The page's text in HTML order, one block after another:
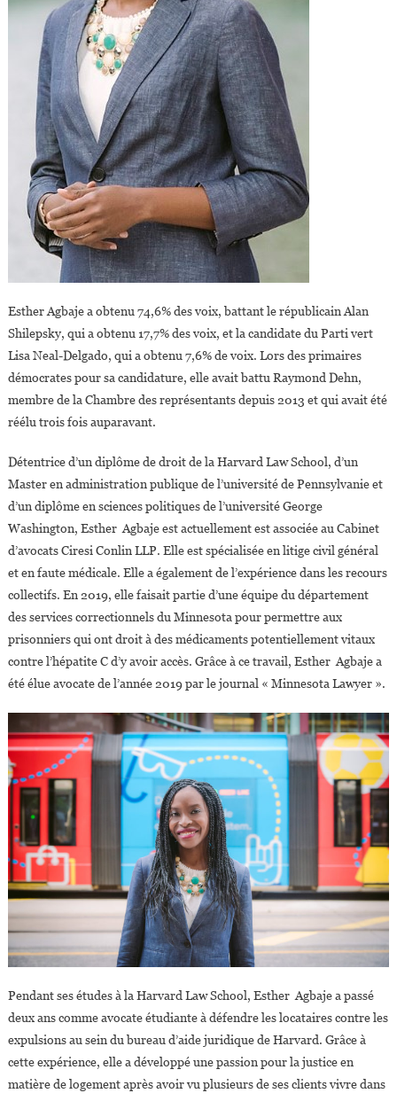
Esther Agbaje a obtenu 74,6% des voix, battant le républicain Alan
Shilepsky, qui a obtenu 17,7% des voix, et la candidate du Parti vert
Lisa Neal-Delgado, qui a obtenu 7,6% de voix. Lors des primaires
démocrates pour sa candidature, elle avait battu Raymond Dehn,
membre de la Chambre des représentants depuis 2013 et qui avait été
réélu trois fois auparavant.
Détentrice d’un diplôme de droit de la Harvard Law School, d’un
Master en administration publique de l’université de Pennsylvanie et
d’un diplôme en sciences politiques de l’université George
Washington, Esther Agbaje est actuellement est associée au Cabinet
d’avocats Ciresi Conlin LLP. Elle est spécialisée en litige civil général
et en faute médicale. Elle a également de l’expérience dans les recours
collectifs. En 2019, elle faisait partie d’une équipe du département
des services correctionnels du Minnesota pour permettre aux
prisonniers qui ont droit à des médicaments potentiellement vitaux
contre l’hépatite C d’y avoir accès. Grâce à ce travail, Esther Agbaje a
été élue avocate de l’année 2019 par le journal « Minnesota Lawyer ».
Pendant ses études à la Harvard Law School, Esther Agbaje a passé
deux ans comme avocate étudiante à défendre les locataires contre les
expulsions au sein du bureau d’aide juridique de Harvard. Grâce à
cette expérience, elle a développé une passion pour la justice en
matière de logement après avoir vu plusieurs de ses clients vivre dans